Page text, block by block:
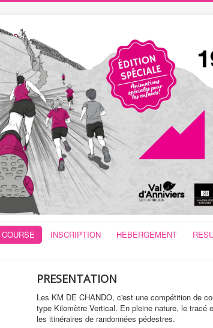
COURSE INSCRIPTION HEBERGEMENT
PRESENTATION
Les KM DE CHANDO, c'est une compétition de
type Kilomètre Vertical. En pleine nature, le tracé
les itinéraires de randonnées pédestres.